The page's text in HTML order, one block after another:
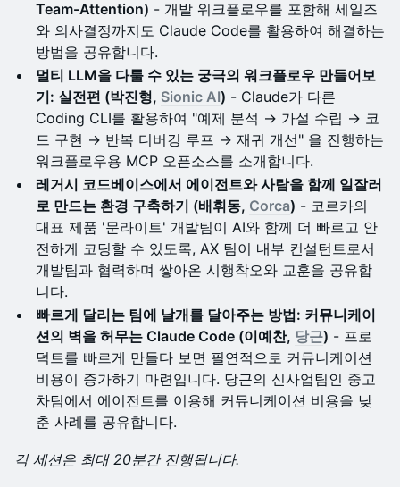
Team-Attention) - 개발 워크플로우를 포함해 세일즈
와 의사결정까지도 Claude Code를 활용하여 해결하는
방법을 공유합니다.
멀티 LLM을 다룰 수 있는 궁극의 워크플로우 만들어보
기: 실전편 (박진형, Sionic AI) - Claude가 다른
Coding CLI를 활용하여 "예제 분석 → 가설 수립 → 코
드 구현 → 반복 디버깅 루프 → 재귀 개선" 을 진행하는
워크플로우용 MCP 오픈소스를 소개합니다.
레거시 코드베이스에서 에이전트와 사람을 함께 일잘러
로 만드는 환경 구축하기 (배휘동, Corca) - 코르카의
대표 제품 '문라이트' 개발팀이 AI와 함께 더 빠르고 안
전하게 코딩할 수 있도록, AX 팀이 내부 컨설턴트로서
개발팀과 협력하며 쌓아온 시행착오와 교훈을 공유합
니다.
빠르게 달리는 팀에 날개를 달아주는 방법: 커뮤니케이
션의 벽을 허무는 Claude Code (이예찬, 당근) - 프로
덕트를 빠르게 만들다 보면 필연적으로 커뮤니케이션
비용이 증가하기 마련입니다. 당근의 신사업팀인 중고
차팀에서 에이전트를 이용해 커뮤니케이션 비용을 낮
춘 사례를 공유합니다.
각 세션은 최대 20분간 진행됩니다.